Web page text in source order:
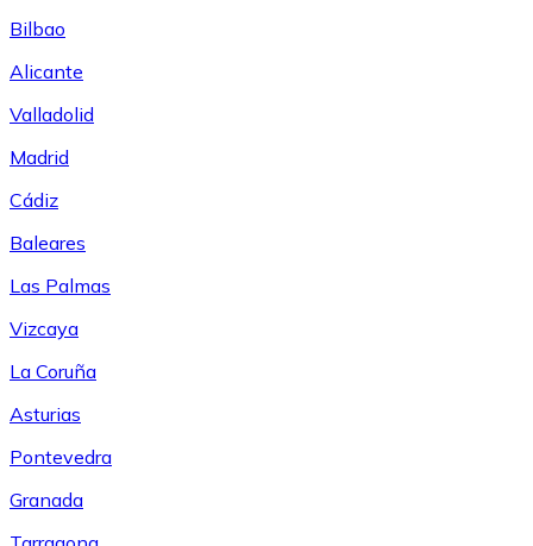
Bilbao
Alicante
Valladolid
Madrid
Cádiz
Baleares
Las Palmas
Vizcaya
La Coruña
Asturias
Pontevedra
Granada